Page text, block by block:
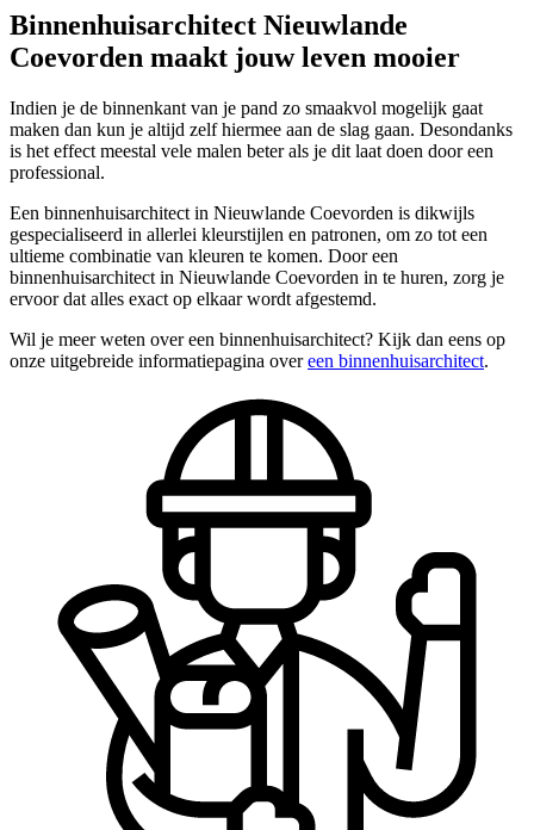
Binnenhuisarchitect Nieuwlande
Coevorden maakt jouw leven mooier
Indien je de binnenkant van je pand zo smaakvol mogelijk gaat
maken dan kun je altijd zelf hiermee aan de slag gaan. Desondanks
is het effect meestal vele malen beter als je dit laat doen door een
professional.
Een binnenhuisarchitect in Nieuwlande Coevorden is dikwijls
gespecialiseerd in allerlei kleurstijlen en patronen, om zo tot een
ultieme combinatie van kleuren te komen. Door een
binnenhuisarchitect in Nieuwlande Coevorden in te huren, zorg je
ervoor dat alles exact op elkaar wordt afgestemd.
Wil je meer weten over een binnenhuisarchitect? Kijk dan eens op
onze uitgebreide informatiepagina overeen binnenhuisarchitect.